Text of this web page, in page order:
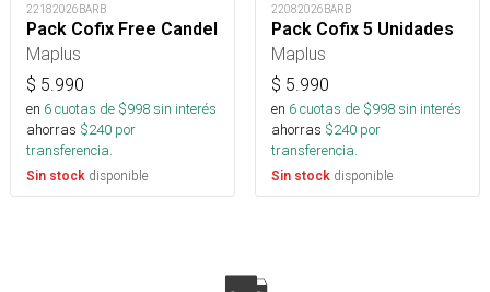
22182026BARB
Pack Cofix Free Candel
Maplus
$ 5.990
en 6cuotas de $998sin interés
ahorras $240 por
transferencia.
Sin stock disponible
22082026BARB
Pack Cofix 5 Unidades
Maplus
$ 5.990
en 6cuotas de $998sin interés
ahorras $240 por
transferencia.
Sin stock disponible